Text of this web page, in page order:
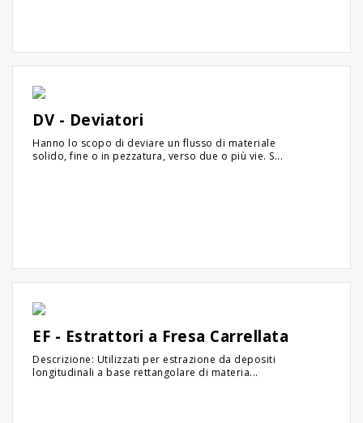
DV - Deviatori
Hanno lo scopo di deviare un flusso di materiale
solido, fine o in pezzatura, verso due o più vie. S...
EF - Estrattori a Fresa Carrellata
Descrizione: Utilizzati per estrazione da depositi
longitudinali a base rettangolare di materia...